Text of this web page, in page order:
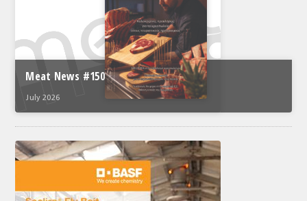
Meat News #150
July 2026